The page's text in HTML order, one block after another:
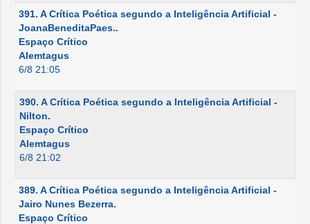
391. A Crítica Poética segundo a Inteligência Artificial -
JoanaBeneditaPaes..
Espaço Crítico
Alemtagus
6/8 21:05
390. A Crítica Poética segundo a Inteligência Artificial -
Nilton.
Espaço Crítico
Alemtagus
6/8 21:02
389. A Crítica Poética segundo a Inteligência Artificial -
Jairo Nunes Bezerra.
Espaço Crítico